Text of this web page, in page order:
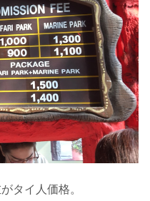
タイ人価格。